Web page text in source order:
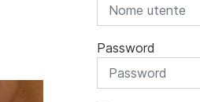
Password